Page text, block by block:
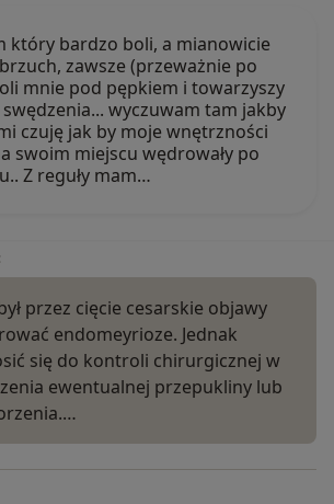
który bardzo boli, a mianowicie
zawsze (przeważnie po
mnie pod pępkiem i towarzyszy
wyczuwam tam jakby
czuję jak by moje wnętrzności
swoim miejscu wędrowały po
Z reguły mam…
przez cięcie cesarskie objawy
endomeyrioze. Jednak
się do kontroli chirurgicznej w
ewentualnej przepukliny lub